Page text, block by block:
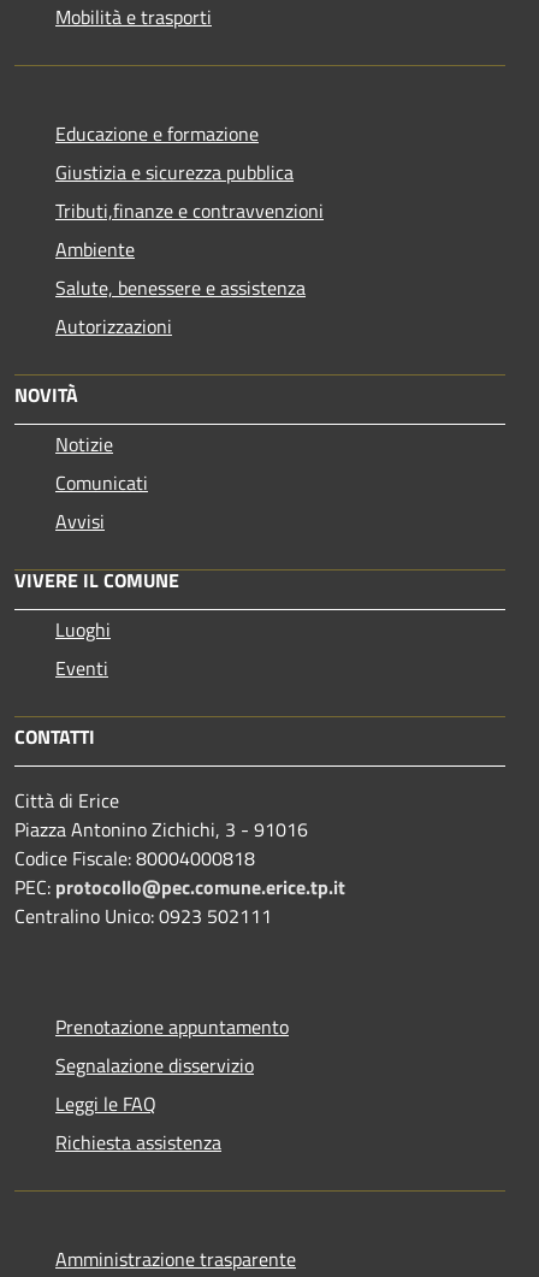
Mobilità e trasporti
Educazione e formazione
Giustizia e sicurezza pubblica
Tributi,finanze e contravvenzioni
Ambiente
Salute, benessere e assistenza
Autorizzazioni
NOVITÀ
Notizie
Comunicati
Avvisi
VIVERE IL COMUNE
Luoghi
Eventi
CONTATTI
Città di Erice
Piazza Antonino Zichichi, 3 - 91016
Codice Fiscale: 80004000818
PEC: protocollo@pec.comune.erice.tp.it
Centralino Unico: 0923 502111
Prenotazione appuntamento
Segnalazione disservizio
Leggi le FAQ
Richiesta assistenza
Amministrazione trasparente